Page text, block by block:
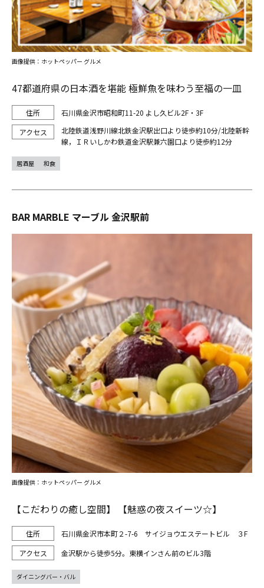
47都道府県の日本酒を堪能 極鮮魚を味わう至福の一皿
石川県金沢市昭和町11-20 よし久ビル2F・3F
北陸鉄道浅野川線北鉄金沢駅出口より徒歩約10分/北陸新幹
線，ＩＲいしかわ鉄道金沢駅兼六園口より徒歩約12分
画像提供：ホットペッパー グルメ
居酒屋 和食
BAR MARBLE マーブル 金沢駅前
【こだわりの癒し空間】 【魅惑の夜スイーツ☆】
石川県金沢市本町２-7-6 サイジョウエステートビル ３F
金沢駅から徒歩5分。東横インさん前のビル3階
画像提供：ホットペッパー グルメ
ダイニングバー・バル